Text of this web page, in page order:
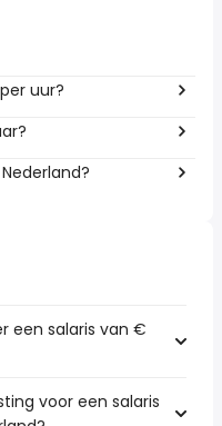
uur?
een salaris van €
voor een salaris